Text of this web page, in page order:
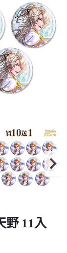
野 11入